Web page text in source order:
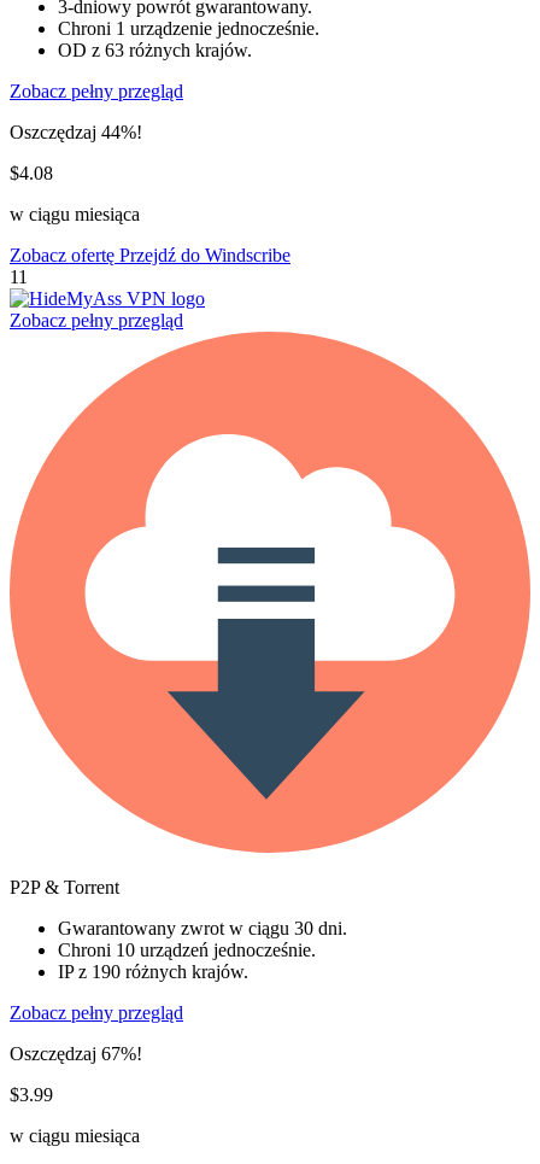
3-dniowy powrót gwarantowany.
Chroni 1 urządzenie jednocześnie.
OD z 63 różnych krajów.
Zobacz pełny przegląd
Oszczędzaj 44%!
$4.08
w ciągu miesiąca
Zobacz ofertę Przejdź do Windscribe
11
Zobacz pełny przegląd
P2P & Torrent
Gwarantowany zwrot w ciągu 30 dni.
Chroni 10 urządzeń jednocześnie.
IP z 190 różnych krajów.
Zobacz pełny przegląd
Oszczędzaj 67%!
$3.99
w ciągu miesiąca